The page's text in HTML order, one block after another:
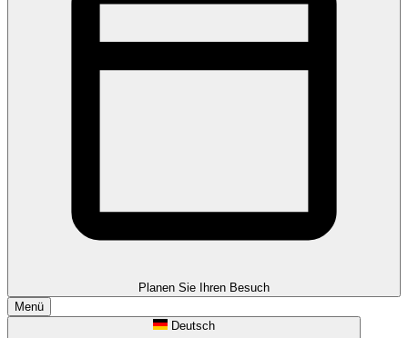
Planen Sie Ihren Besuch
Menü
Deutsch